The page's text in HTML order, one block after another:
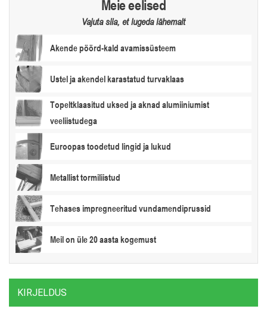
Meie eelised
Vajuta siia, et lugeda lähemalt
Akende pöörd-kald avamissüsteem
Ustel ja akendel karastatud turvaklaas
Topeltklaasitud uksed ja aknad alumiiniumist
veeliistudega
Euroopas toodetud lingid ja lukud
Metallist tormiliistud
Tehases impregneeritud vundamendiprussid
Meil on üle 20 aasta kogemust
KIRJELDUS